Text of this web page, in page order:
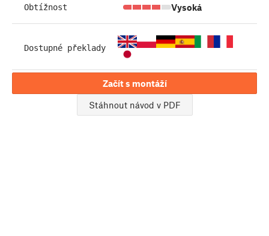
Obtížnost Vysoká
Dostupné překlady
Začít s montáží
Stáhnout návod v PDF